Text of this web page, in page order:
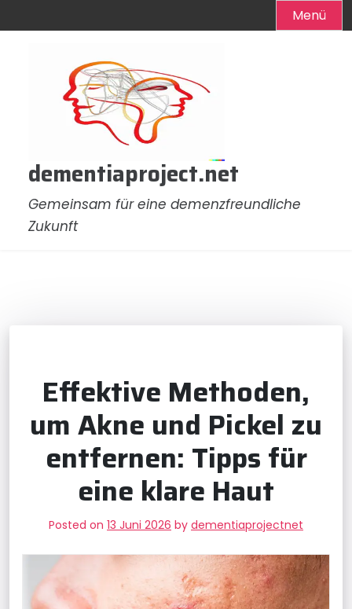
Menü
dementiaproject.net
Gemeinsam für eine demenzfreundliche
Zukunft
Effektive Methoden,
um Akne und Pickel zu
entfernen: Tipps für
eine klare Haut
Posted on 13 Juni 2026 by dementiaprojectnet